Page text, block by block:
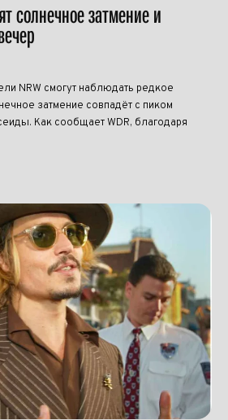
солнечное затмение и
NRW смогут наблюдать редкое
затмение совпадёт с пиком
Как сообщает WDR, благодаря